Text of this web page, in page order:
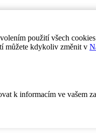
použití všech
můžete kdykoliv změnit v
k informacím ve vašem